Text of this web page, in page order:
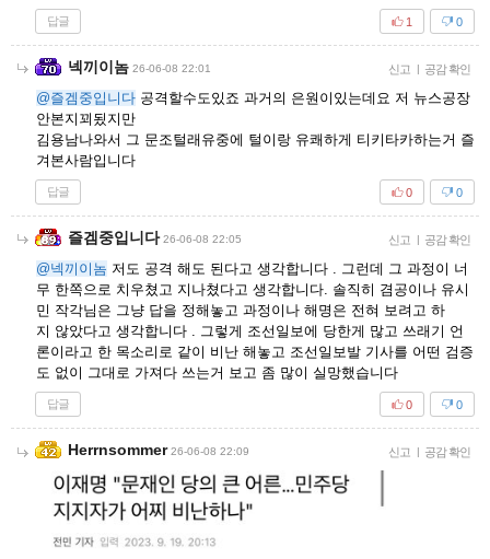
답글 0
1
넥끼이놈 26-06-08 22:01 신고 | 공감 확인
@즐겜중입니다 공격할수도있죠 과거의 은원이있는데요 저 뉴스공장
안본지꾀됬지만
김용남나와서 그 문조털래유중에 털이랑 유쾌하게 티키타카하는거 즐
겨본사람입니다
답글 0
0
즐겜중입니다 26-06-08 22:05 신고 | 공감 확인
@넥끼이놈 저도 공격 해도 된다고 생각합니다 . 그런데 그 과정이 너
무 한쪽으로 치우쳤고 지나쳤다고 생각합니다. 솔직히 겸공이나 유시
민 작각님은 그냥 답을 정해놓고 과정이나 해명은 전혀 보려고 하
지 않았다고 생각합니다 . 그렇게 조선일보에 당한게 많고 쓰래기 언
론이라고 한 목소리로 같이 비난 해놓고 조선일보발 기사를 어떤 검증
도 없이 그대로 가져다 쓰는거 보고 좀 많이 실망했습니다
답글 0
0
Herrnsommer 26-06-08 22:09 신고 | 공감 확인